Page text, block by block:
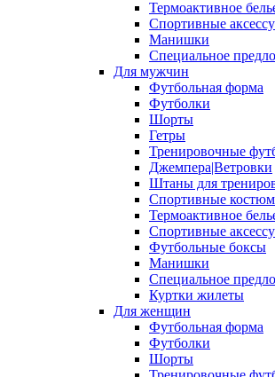
Термоактивное
Спортивные
Манишки
Специальное
Для мужчин
Футбольная форма
Футболки
Шорты
Гетры
Тренировочные
Джемпера|Ветровки
Штаны для
Спортивные
Термоактивное
Спортивные
Футбольные боксы
Манишки
Специальное
Куртки жилеты
Для женщин
Футбольная форма
Футболки
Шорты